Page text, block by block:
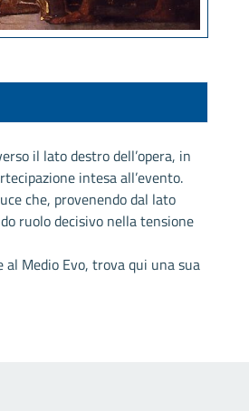
il lato destro dell’opera, in
intesa all’evento.
che, provenendo dal lato
ruolo decisivo nella tensione
Medio Evo, trova qui una sua